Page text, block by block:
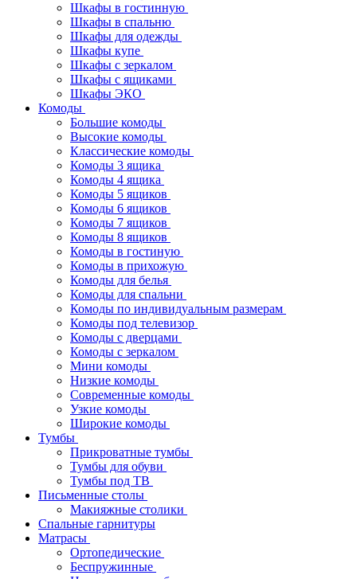
Шкафы в гостинную
Шкафы в спальню
Шкафы для одежды
Шкафы купе
Шкафы с зеркалом
Шкафы с ящиками
Шкафы ЭКО
Комоды
Большие комоды
Высокие комоды
Классические комоды
Комоды 3 ящика
Комоды 4 ящика
Комоды 5 ящиков
Комоды 6 ящиков
Комоды 7 ящиков
Комоды 8 ящиков
Комоды в гостиную
Комоды в прихожую
Комоды для белья
Комоды для спальни
Комоды по индивидуальным размерам
Комоды под телевизор
Комоды с дверцами
Комоды с зеркалом
Мини комоды
Низкие комоды
Современные комоды
Узкие комоды
Широкие комоды
Тумбы
Прикроватные тумбы
Тумбы для обуви
Тумбы под ТВ
Письменные столы
Макияжные столики
Спальные гарнитуры
Матрасы
Ортопедические
Беспружинные